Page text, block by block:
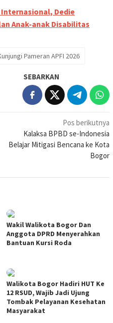
Dedie
Anak-anak Disabilitas
Pameran APFI 2026
SEBARKAN
Pos berikutnya
Kalaksa BPBD se-Indonesia
Belajar Mitigasi Bencana ke Kota
Bogor
Wakil Walikota Bogor Dan
Anggota DPRD Menyerahkan
Bantuan Kursi Roda
Walikota Bogor Hadiri HUT Ke
12 RSUD, Wajib Jadi Ujung
Tombak Pelayanan Kesehatan
Masyarakat